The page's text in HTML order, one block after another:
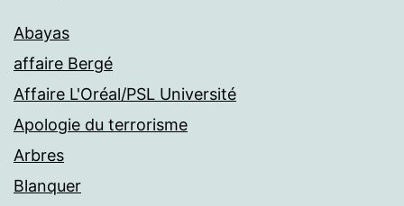
Abayas
affaire Bergé
Affaire L'Oréal/PSL Université
Apologie du terrorisme
Arbres
Blanquer